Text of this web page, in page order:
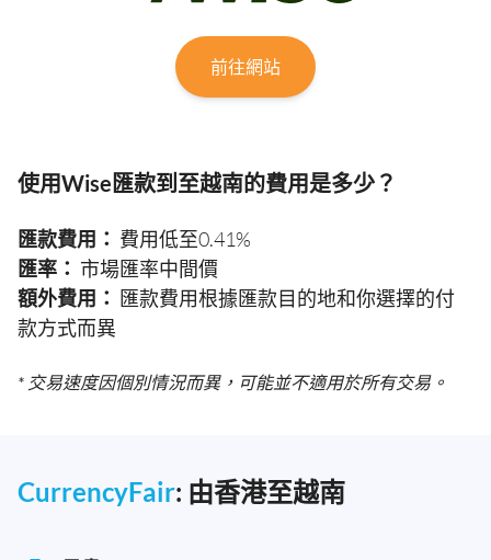
前往網站
使用Wise匯款到至越南的費用是多少？
匯款費用： 費用低至0.41%
匯率： 市場匯率中間價
額外費用： 匯款費用根據匯款目的地和你選擇的付
款方式而異
* 交易速度因個別情況而異，可能並不適用於所有交易。
CurrencyFair: 由香港至越南